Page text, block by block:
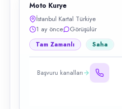
Moto Kurye
İstanbul Kartal Türkiye
1 ay önce
Görüşülür
Tam Zamanlı Saha
Başvuru kanalları